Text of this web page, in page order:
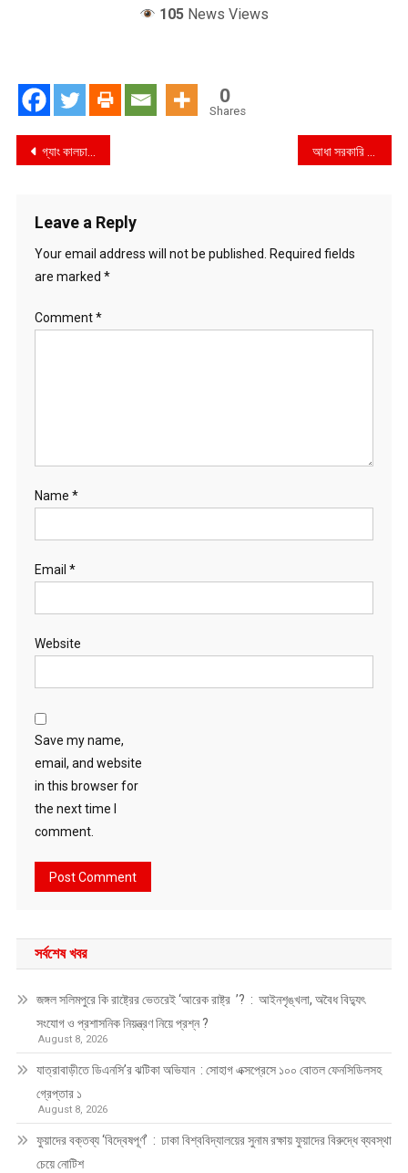
105 News Views
0
Shares
Post
গ্যাং কালচারের নামে ভয়ঙ্কর কিশোররা আধা সরকারি প্রতিষ্ঠানের উদ্বৃত্ত অর্থ ফেরত দিতে হবে
Leave a Reply
Your email address will not be published. Required fields
are marked *
Comment*
Name *
Email *
Website
Save my name,
email, and website
in this browser for
the next time I
comment.
সর্বশেষ খবর
জঙ্গল সলিমপুরে কি রাষ্ট্রের ভেতরেই ‘আরেক রাষ্ট্র ’? : আইনশৃঙ্খলা, অবৈধ বিদ্যুৎ
সংযোগ ও প্রশাসনিক নিয়ন্ত্রণ নিয়ে প্রশ্ন ?
August 8, 2026
যাত্রাবাড়ীতে ডিএনসি’র ঝটিকা অভিযান : সোহাগ এক্সপ্রেসে ১০০ বোতল ফেনসিডিলসহ
গ্রেপ্তার ১
August 8, 2026
ফুয়াদের বক্তব্য ‘বিদ্বেষপূর্ণ’ : ঢাকা বিশ্ববিদ্যালয়ের সুনাম রক্ষায় ফুয়াদের বিরুদ্ধে ব্যবস্থা
চেয়ে নোটিশ